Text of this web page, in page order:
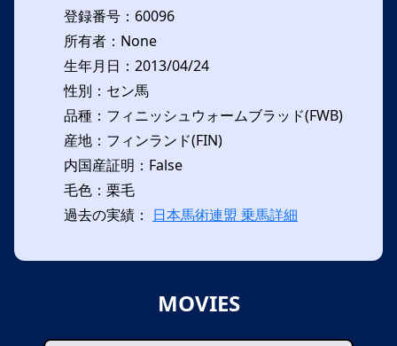
登録番号：60096
所有者：None
生年月日：2013/04/24
性別：セン馬
品種：フィニッシュウォームブラッド(FWB)
産地：フィンランド(FIN)
内国産証明：False
毛色：栗毛
過去の実績： 日本馬術連盟 乗馬詳細
MOVIES